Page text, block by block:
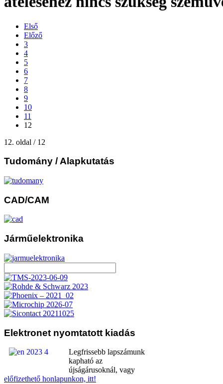
Első
Előző
3
4
5
6
7
8
9
10
11
12
12. oldal / 12
Tudomány / Alapkutatás
CAD/CAM
Járműelektronika
Elektronet nyomtatott kiadás
Legfrissebb lapszámunk
kapható az
újságárusoknál, vagy
előfizethető honlapunkon, itt!